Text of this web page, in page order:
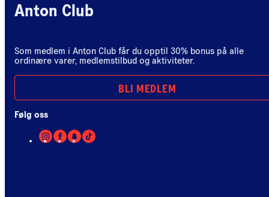
Anton Club
Som medlem i Anton Club får du opptil 30% bonus på alle
ordinære varer, medlemstilbud og aktiviteter.
BLI MEDLEM
Følg oss